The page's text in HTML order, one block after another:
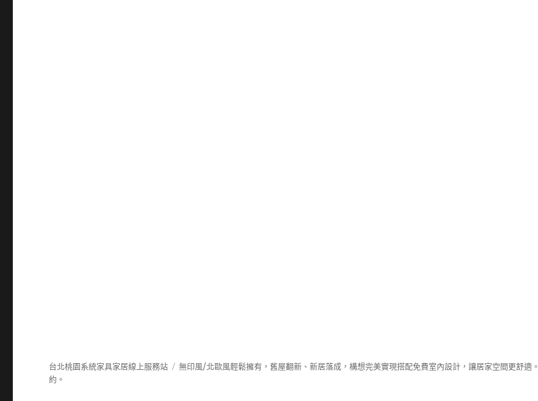
台北桃園系統家具家居線上服務站 無印風/北歐風輕鬆擁有，舊屋翻新、新居落成，構想完美實現搭配免費室內設計，讓居家空間更舒適。
約。